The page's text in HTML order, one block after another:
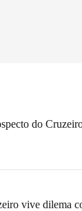
do
vive dilema